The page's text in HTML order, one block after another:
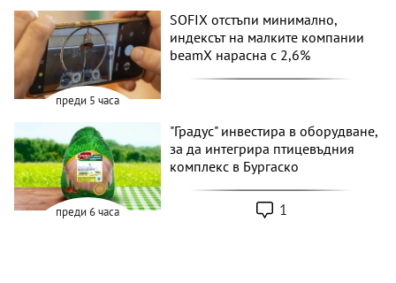
преди 5 часа
SOFIX отстъпи минимално,
индексът на малките компании
beamX нарасна с 2,6%
преди 6 часа
"Градус" инвестира в оборудване,
за да интегрира птицевъдния
комплекс в Бургаско
1